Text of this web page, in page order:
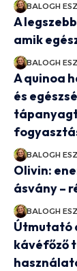
BALOGH
A
amik
BALOGH
A quinoa
és
BALOGH
Olivin:
ásvány –
BALOGH
Útmutató
kávéfőző